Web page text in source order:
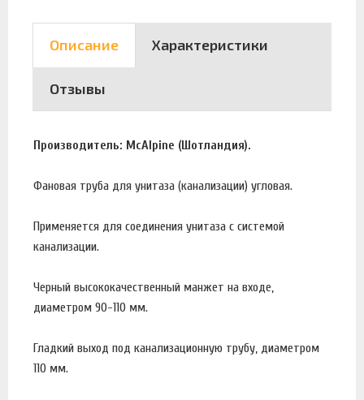
Описание Характеристики
Отзывы
Производитель: McAlpine (Шотландия).
Фановая труба для унитаза (канализации) угловая.
Применяется для соединения унитаза с системой
канализации.
Черный высококачественный манжет на входе,
диаметром 90-110 мм.
Гладкий выход под канализационную трубу, диаметром
110 мм.